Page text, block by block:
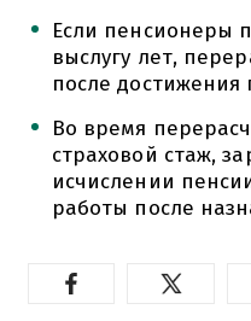
Если пенсионеры
выслугу лет,
после достижения
Во время
страховой стаж,
исчислении
работы после